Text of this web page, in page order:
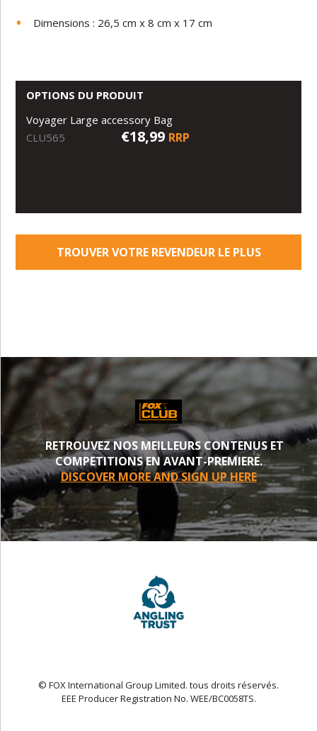
Dimensions : 26,5 cm x 8 cm x 17 cm
OPTIONS DU PRODUIT
Voyager Large accessory Bag
CLU565
€18,99 RRP
TROUVER VOTRE REVENDEUR LE PLUS
RETROUVEZ NOS MEILLEURS CONTENUS ET
COMPETITIONS EN AVANT-PREMIERE.
DISCOVER MORE AND SIGN UP HERE
© FOX International Group Limited. tous droits réservés.
EEE Producer Registration No. WEE/BC0058TS.